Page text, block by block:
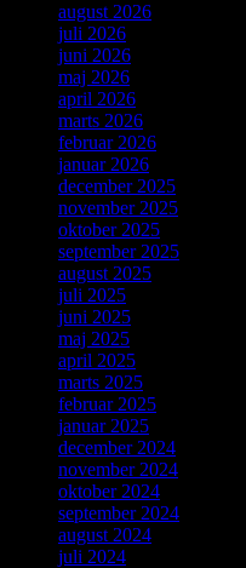
august 2026
juli 2026
juni 2026
maj 2026
april 2026
marts 2026
februar 2026
januar 2026
december 2025
november 2025
oktober 2025
september 2025
august 2025
juli 2025
juni 2025
maj 2025
april 2025
marts 2025
februar 2025
januar 2025
december 2024
november 2024
oktober 2024
september 2024
august 2024
juli 2024